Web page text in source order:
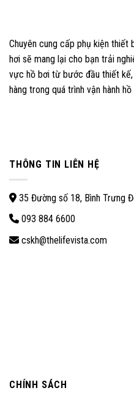
Chuyên cung cấp phụ kiện
hơi sẽ mang lại cho bạn trải
vực hồ bơi từ bước đầu thiết kế,
hàng trong quá trình vận hành hồ
THÔNG TIN LIÊN HỆ
35 Đường số 18, Bình Trưng
093 884 6600
cskh@thelifevista.com
CHÍNH SÁCH